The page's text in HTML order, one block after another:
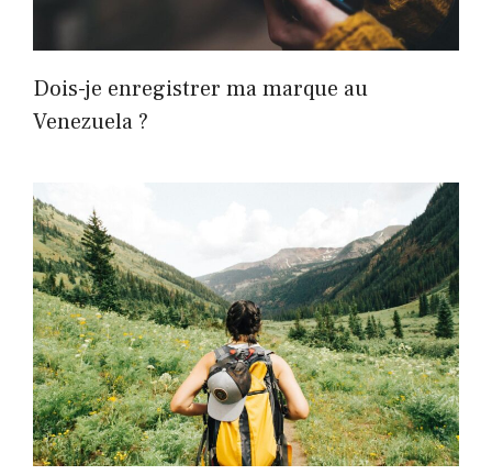
Dois-je enregistrer ma marque au
Venezuela ?